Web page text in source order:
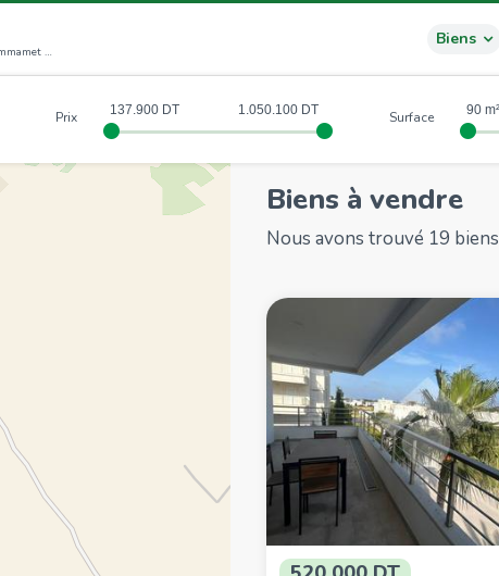
Avenue Abou Dhabi Kharrouba, Mrezga 8056 Hammamet (NB)
Biens
Prix 137.900 1.050.100 Surface 90
Biens à vendre
Nous avons trouvé 19 biens